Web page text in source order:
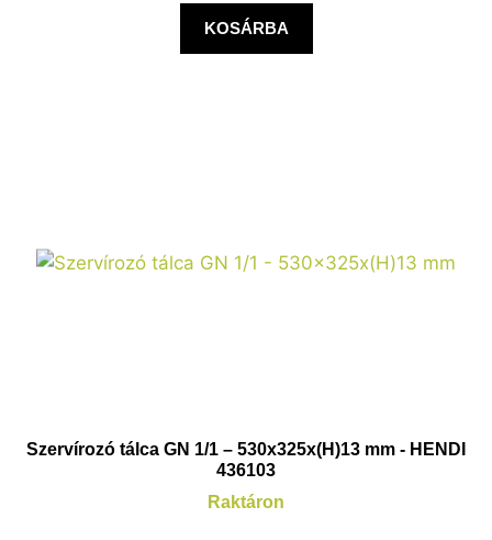
KOSÁRBA
Szervírozó tálca GN 1/1 – 530x325x(H)13 mm - HENDI
436103
Raktáron